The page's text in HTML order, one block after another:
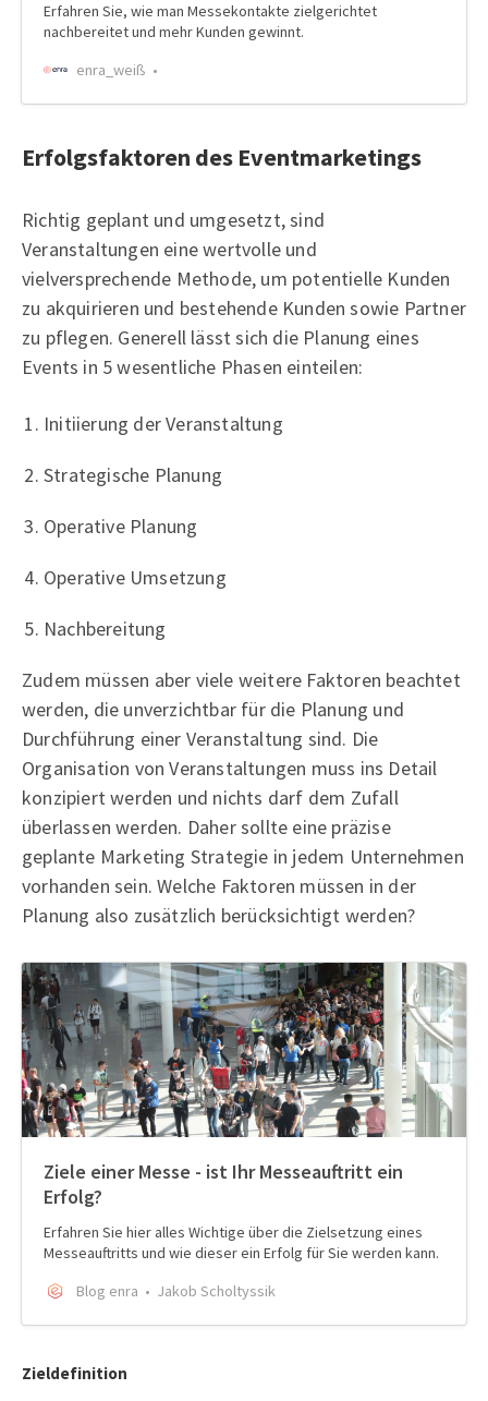
Erfahren Sie, wie man Messekontakte zielgerichtet
nachbereitet und mehr Kunden gewinnt.
enra_weiß
Erfolgsfaktoren des Eventmarketings
Richtig geplant und umgesetzt, sind
Veranstaltungen eine wertvolle und
vielversprechende Methode, um potentielle Kunden
zu akquirieren und bestehende Kunden sowie Partner
zu pflegen. Generell lässt sich die Planung eines
Events in 5 wesentliche Phasen einteilen:
Initiierung der Veranstaltung
Strategische Planung
Operative Planung
Operative Umsetzung
Nachbereitung
Zudem müssen aber viele weitere Faktoren beachtet
werden, die unverzichtbar für die Planung und
Durchführung einer Veranstaltung sind. Die
Organisation von Veranstaltungen muss ins Detail
konzipiert werden und nichts darf dem Zufall
überlassen werden. Daher sollte eine präzise
geplante Marketing Strategie in jedem Unternehmen
vorhanden sein. Welche Faktoren müssen in der
Planung also zusätzlich berücksichtigt werden?
Ziele einer Messe - ist Ihr Messeauftritt ein
Erfolg?
Erfahren Sie hier alles Wichtige über die Zielsetzung eines
Messeauftritts und wie dieser ein Erfolg für Sie werden kann.
Blog enra
Jakob Scholtyssik
Zieldefinition